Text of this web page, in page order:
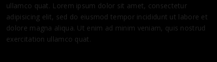
ullamco quat. Lorem ipsum dolor sit amet, consectetur
adipisicing elit, sed do eiusmod tempor incididunt ut labore et
dolore magna aliqua. Ut enim ad minim veniam, quis nostrud
exercitation ullamco quat.